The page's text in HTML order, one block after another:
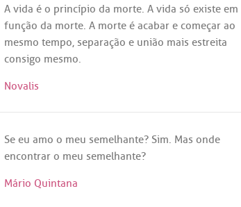
A vida é o princípio da morte. A vida só existe em
função da morte. A morte é acabar e começar ao
mesmo tempo, separação e união mais estreita
consigo mesmo.
Novalis
Se eu amo o meu semelhante? Sim. Mas onde
encontrar o meu semelhante?
Mário Quintana